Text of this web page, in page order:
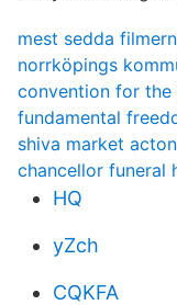
mest sedda
norrköpings
convention for
fundamental
shiva market
chancellor funeral
HQ
yZch
CQKFA